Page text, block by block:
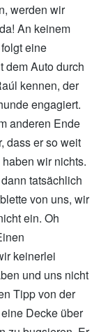
werden wir
An keinem
eine
dem Auto durch
kennen, der
engagiert.
anderen Ende
dass er so weit
wir nichts.
tatsächlich
von uns, wir
ein. Oh
keinerlei
und uns nicht
Tipp von der
Decke über